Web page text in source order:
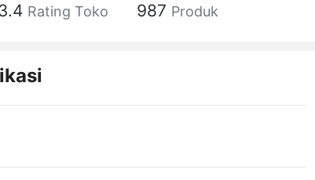
Rating Toko 987 Produk